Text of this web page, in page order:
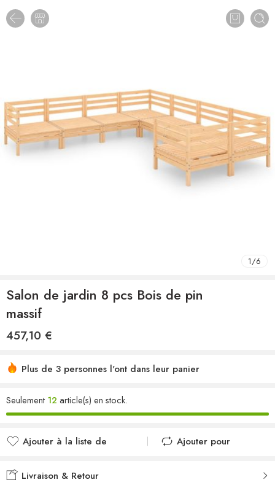
1/6
Salon de jardin 8 pcs Bois de pin
massif
457,10 €
Plus de 3 personnes l'ont dans leur panier
Seulement 12 article(s) en stock.
Ajouter à la liste de
Ajouté à la liste de
Ajouter pour
Livraison & Retour